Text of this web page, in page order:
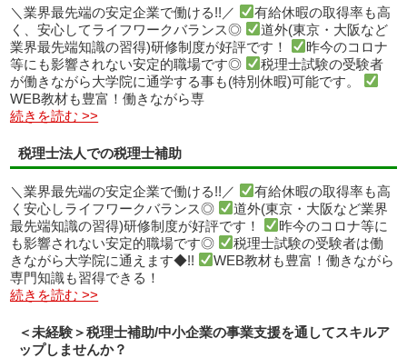
＼業界最先端の安定企業で働ける!!／
有給休暇の取得率も高
く、安心してライフワークバランス◎
道外(東京・大阪など
業界最先端知識の習得)研修制度が好評です！
昨今のコロナ
等にも影響されない安定的職場です◎
税理士試験の受験者
が働きながら大学院に通学する事も(特別休暇)可能です。
WEB教材も豊富！働きながら専
続きを読む >>
税理士法人での税理士補助
＼業界最先端の安定企業で働ける!!／
有給休暇の取得率も高
く安心しライフワークバランス◎
道外(東京・大阪など業界
最先端知識の習得)研修制度が好評です！
昨今のコロナ等に
も影響されない安定的職場です◎
税理士試験の受験者は働
きながら大学院に通えます◆!!
WEB教材も豊富！働きながら
専門知識も習得できる！
続きを読む >>
＜未経験＞税理士補助/中小企業の事業支援を通してスキルア
ップしませんか？